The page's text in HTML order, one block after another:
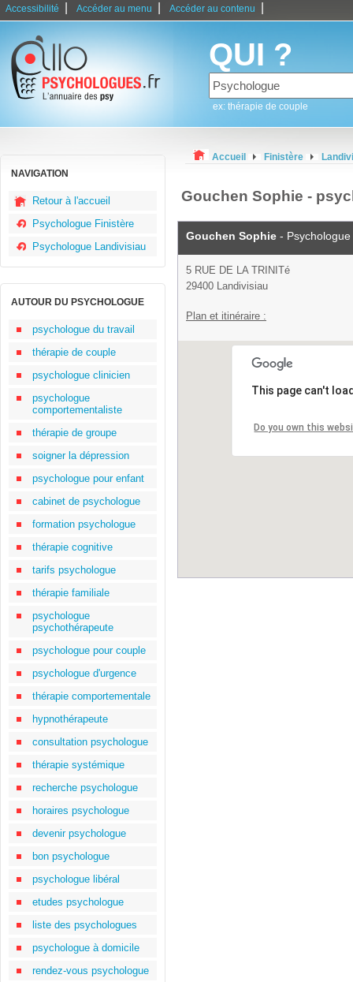
Accessibilité Accéder au menu Accéder au contenu
QUI ?
ex: thérapie de couple
NAVIGATION
Retour à l'accueil
Psychologue Finistère
Psychologue Landivisiau
AUTOUR DU PSYCHOLOGUE
psychologue du travail
thérapie de couple
psychologue clinicien
psychologue
comportementaliste
thérapie de groupe
soigner la dépression
psychologue pour enfant
cabinet de psychologue
formation psychologue
thérapie cognitive
tarifs psychologue
thérapie familiale
psychologue
psychothérapeute
psychologue pour couple
psychologue d'urgence
thérapie comportementale
hypnothérapeute
consultation psychologue
thérapie systémique
recherche psychologue
horaires psychologue
devenir psychologue
bon psychologue
psychologue libéral
etudes psychologue
liste des psychologues
psychologue à domicile
rendez-vous psychologue
Accueil Finistère
Gouchen Sophie -
Gouchen Sophie - Psychologue
5 RUE DE LA TRINITé
29400 Landivisiau
Plan et itinéraire :
This page can't
Do you own this